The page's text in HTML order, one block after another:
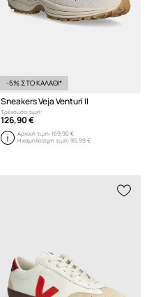
-5% ΣΤΟ ΚΑΛΑΘΙ*
Sneakers Veja Venturi II
Τρέχουσα τιμή:
126,90 €
Αρχική τιμή:169,90 €
Η χαμηλότερη τιμή:95,99 €